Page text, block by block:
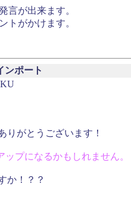
言が出来ます。
トがかけます。
ンポート
りがとうございます！
プになるかもしれません。
か！？？